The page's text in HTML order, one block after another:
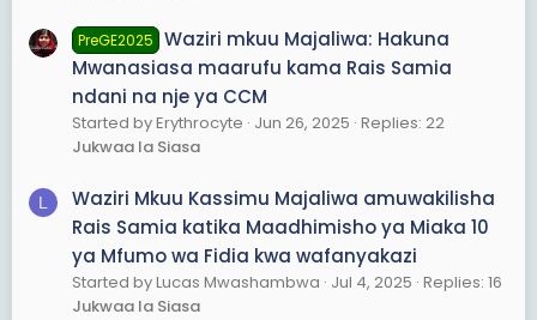
ADHABU STAHIKI SAMIA NA KIZAZI CHAKE SAWASAWA
NA MATENDO YAKE. Amina🙏🙏
PreGE2025
Waziri mkuu Majaliwa: Hakuna
Mwanasiasa maarufu kama Rais Samia
ndani na nje ya CCM
Started by Erythrocyte Jun 26, 2025 Replies: 22
Jukwaa la Siasa
L
Waziri Mkuu Kassimu Majaliwa amuwakilisha
Rais Samia katika Maadhimisho ya Miaka 10
ya Mfumo wa Fidia kwa wafanyakazi
Started by Lucas Mwashambwa Jul 4, 2025 Replies: 16
Jukwaa la Siasa